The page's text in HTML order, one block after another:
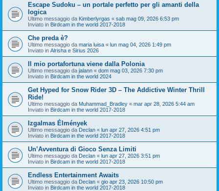
Escape Sudoku – un portale perfetto per gli amanti della
logica
Ultimo messaggio da Kimberlyrgas « sab mag 09, 2026 6:53 pm
Inviato in Birdcam in the world 2017-2018
Che preda è?
Ultimo messaggio da maria luisa « lun mag 04, 2026 1:49 pm
Inviato in Alrisha e Sirius 2026
Il mio portafortuna viene dalla Polonia
Ultimo messaggio da jalann « dom mag 03, 2026 7:30 pm
Inviato in Birdcam in the world 2024
Get Hyped for Snow Rider 3D – The Addictive Winter Thrill
Ride!
Ultimo messaggio da Muhammad_Bradley « mar apr 28, 2026 5:44 am
Inviato in Birdcam in the world 2017-2018
Izgalmas Élmények
Ultimo messaggio da Declan « lun apr 27, 2026 4:51 pm
Inviato in Birdcam in the world 2017-2018
Un’Avventura di Gioco Senza Limiti
Ultimo messaggio da Declan « lun apr 27, 2026 3:51 pm
Inviato in Birdcam in the world 2017-2018
Endless Entertainment Awaits
Ultimo messaggio da Declan « gio apr 23, 2026 10:50 pm
Inviato in Birdcam in the world 2017-2018